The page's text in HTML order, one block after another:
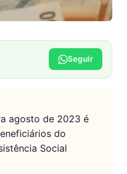
Seguir
agosto de 2023 é
do
Social